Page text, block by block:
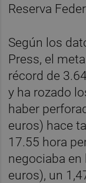
Reserva
Según los
Press, el
récord de
y ha rozado
haber
euros) hace
17.55 hora
negociaba en
euros), un